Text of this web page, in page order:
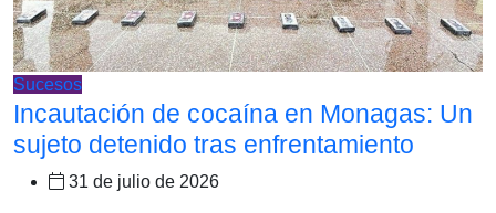
Sucesos
Incautación de cocaína en Monagas: Un
sujeto detenido tras enfrentamiento
31 de julio de 2026